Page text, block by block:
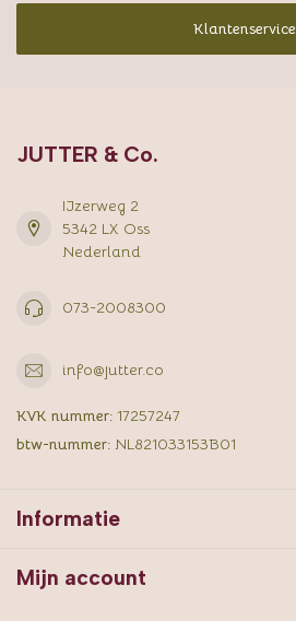
Klantenservice
JUTTER & Co.
IJzerweg 2
5342 LX Oss
Nederland
073-2008300
info@jutter.co
KVK nummer: 17257247
btw-nummer: NL821033153B01
Informatie
Mijn account